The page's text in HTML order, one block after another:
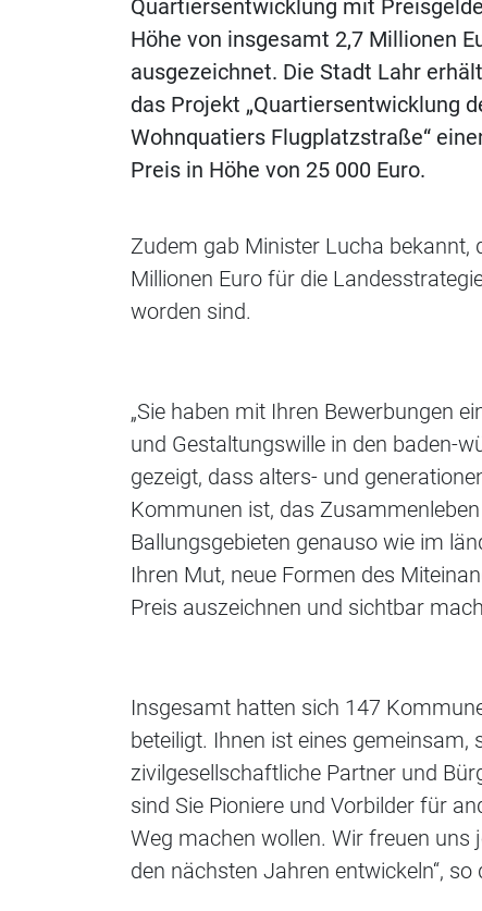
Quartiersentwicklung mit
Höhe von insgesamt 2,7 Millionen
ausgezeichnet. Die Stadt Lahr
das Projekt „Quartiersentwicklung
Wohnquatiers Flugplatzstraße“
Preis in Höhe von 25 000 Euro.
Zudem gab Minister Lucha
Millionen Euro für die
worden sind.
„Sie haben mit Ihren Bewerbungen
und Gestaltungswille in den baden-
gezeigt, dass alters- und
Kommunen ist, das
Ballungsgebieten genauso wie im
Ihren Mut, neue Formen des
Preis auszeichnen und sichtbar
Insgesamt hatten sich 147
beteiligt. Ihnen ist eines
zivilgesellschaftliche Partner und
sind Sie Pioniere und Vorbilder für
Weg machen wollen. Wir freuen uns
den nächsten Jahren entwickeln“,